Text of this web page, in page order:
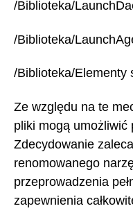
/Biblioteka/
/Biblioteka/
/Biblioteka/Elementy
Ze względu na te
pliki mogą umożliwić
Zdecydowanie
renomowanego
przeprowadzenia
zapewnienia